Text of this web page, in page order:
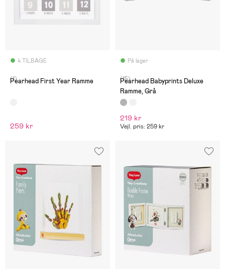
4 TILBAGE
(1)
Pearhead First Year Ramme
259 kr
På lager
(15)
Pearhead Babyprints Deluxe
Ramme, Grå
219 kr
Vejl. pris: 259 kr